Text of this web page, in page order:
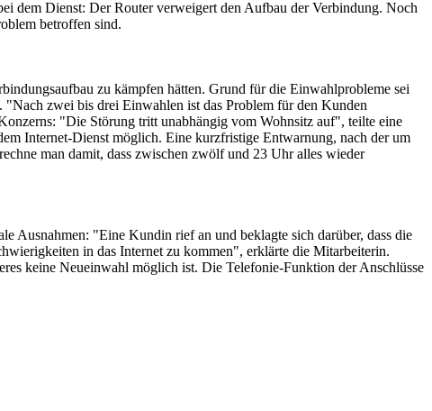
dem Dienst: Der Router verweigert den Aufbau der Verbindung. Noch
betroffen sind.
zu kämpfen hätten. Grund für die Einwahlprobleme sei
zwei bis drei Einwahlen ist das Problem für den Kunden
"Die Störung tritt unabhängig vom Wohnsitz auf", teilte eine
Internet-Dienst möglich. Eine kurzfristige Entwarnung, nach der um
man damit, dass zwischen zwölf und 23 Uhr alles wieder
Ausnahmen: "Eine Kundin rief an und beklagte sich darüber, dass die
in das Internet zu kommen", erklärte die Mitarbeiterin.
keine Neueinwahl möglich ist. Die Telefonie-Funktion der Anschlüsse